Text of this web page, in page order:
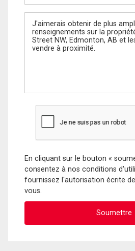
Message
En cliquant sur le bouton «
consentez à nos conditions
fournissez l'autorisation écrite
vous.